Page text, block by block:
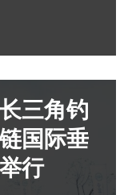
三角钓
国际垂
行